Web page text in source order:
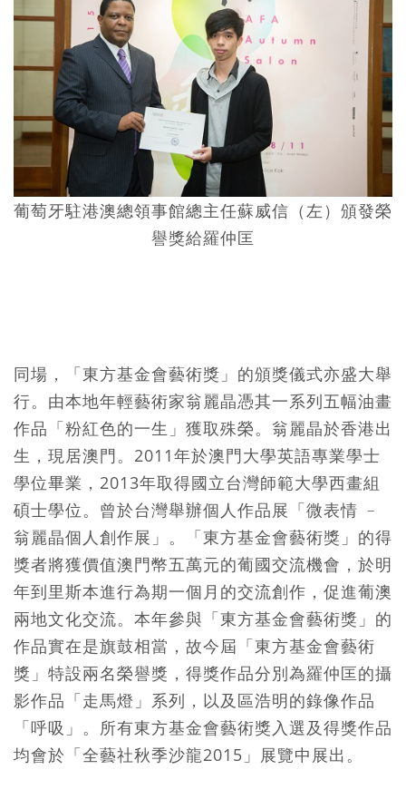
葡萄牙駐港澳總領事館總主任蘇威信（左）頒發榮
譽獎給羅仲匡
同場，「東方基金會藝術獎」的頒獎儀式亦盛大舉
行。由本地年輕藝術家翁麗晶憑其一系列五幅油畫
作品「粉紅色的一生」獲取殊榮。翁麗晶於香港出
生，現居澳門。2011年於澳門大學英語專業學士
學位畢業，2013年取得國立台灣師範大學西畫組
碩士學位。曾於台灣舉辦個人作品展「微表情 ﹣
翁麗晶個人創作展」。「東方基金會藝術獎」的得
獎者將獲價值澳門幣五萬元的葡國交流機會，於明
年到里斯本進行為期一個月的交流創作，促進葡澳
兩地文化交流。本年參與「東方基金會藝術獎」的
作品實在是旗鼓相當，故今屆「東方基金會藝術
獎」特設兩名榮譽獎，得獎作品分別為羅仲匡的攝
影作品「走馬燈」系列，以及區浩明的錄像作品
「呼吸」。所有東方基金會藝術獎入選及得獎作品
均會於「全藝社秋季沙龍2015」展覽中展出。